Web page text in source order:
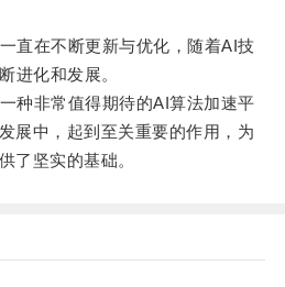
在不断更新与优化，随着AI技
进化和发展。
非常值得期待的AI算法加速平
展中，起到至关重要的作用，为
了坚实的基础。